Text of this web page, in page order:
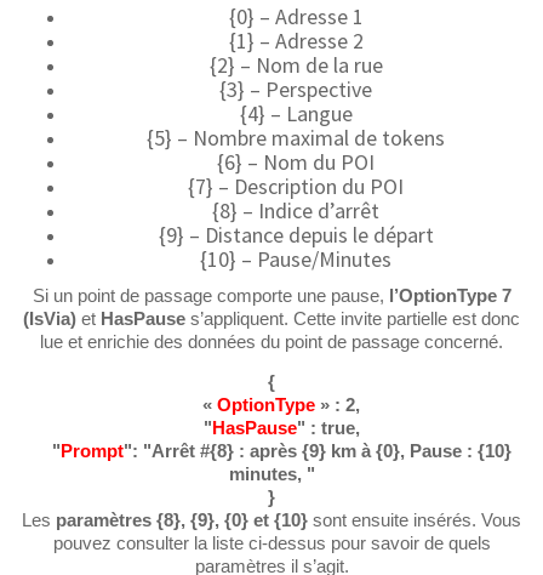
{0} – Adresse 1
{1} – Adresse 2
{2} – Nom de la rue
{3} – Perspective
{4} – Langue
{5} – Nombre maximal de tokens
{6} – Nom du POI
{7} – Description du POI
{8} – Indice d’arrêt
{9} – Distance depuis le départ
{10} – Pause/Minutes
Si un point de passage comporte une pause, l’OptionType 7
(IsVia) et HasPause s’appliquent. Cette invite partielle est donc
lue et enrichie des données du point de passage concerné.
{
« OptionType » : 2,
"HasPause" : true,
"Prompt": "Arrêt #{8} : après {9} km à {0}, Pause : {10}
minutes, "
}
Les paramètres {8}, {9}, {0} et {10} sont ensuite insérés. Vous
pouvez consulter la liste ci-dessus pour savoir de quels
paramètres il s’agit.